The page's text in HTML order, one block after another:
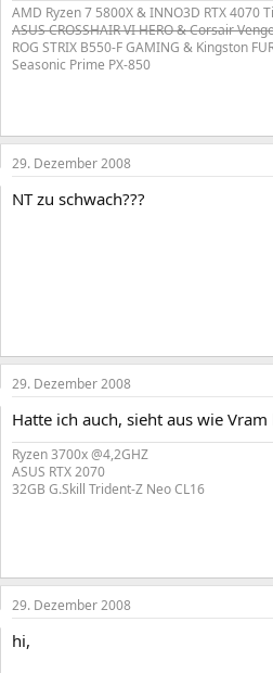
AMD Ryzen 7 5800X & INNO3D RTX 4070
ASUS CROSSHAIR VI HERO & Corsair
ROG STRIX B550-F GAMING & Kingston
Seasonic Prime PX-850
29. Dezember 2008
NT zu schwach???
29. Dezember 2008
Hatte ich auch, sieht aus wie
Ryzen 3700x @4,2GHZ
ASUS RTX 2070
32GB G.Skill Trident-Z Neo CL16
29. Dezember 2008
hi,